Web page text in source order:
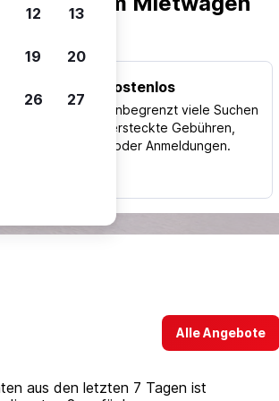
Kostenlos
Nutze unbegrenzt viele Suchen
ohne versteckte Gebühren,
Kosten oder Anmeldungen.
Alle Angebote
aus den letzten 7 Tagen ist
12 13
19 20
26 27